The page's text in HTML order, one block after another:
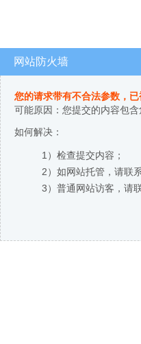
网站防火墙
您的请求带有不合法参数，
可能原因：您提交的内容包
如何解决：
1）检查提交内容；
2）如网站托管，请联
3）普通网站访客，请